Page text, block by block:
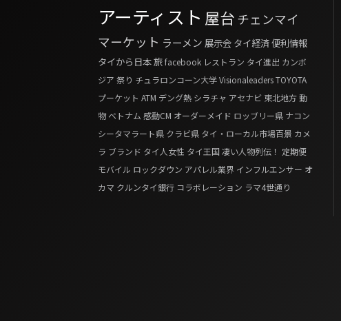
アーティスト 屋台 チェンマイ
マーケット ラーメン 展示会 タイ経済便利情報
タイから日本旅facebook レストラン タイ進出 カンボ
ジア 祭り チュラロンコーン大学VisionaleadersTOYOTA
プーケット ATM デング熱 シラチャ アセナビ 東北地方動
物 ベトナム 感動CM オーダーメイド ロッブリー県 ナコン
シータマラート県 クラビ県 タイ・ローカル市場百景 カメ
ラ ブランド タイ人女性 タイ王国 凄い人物列伝！ 定期便
モバイル ロックダウン アパレル業界 インフルエンサー オ
カマ クルンタイ銀行 コラボレーション ラマ4世通り